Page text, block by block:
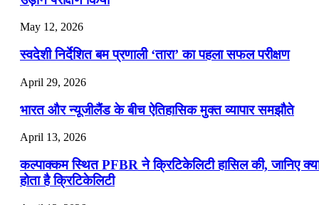
May 12, 2026
स्वदेशी निर्देशित बम प्रणाली ‘तारा’ का पहला सफल परीक्षण
April 29, 2026
भारत और न्यूजीलैंड के बीच ऐतिहासिक मुक्त व्यापार समझौते
April 13, 2026
कल्पाक्कम स्थित PFBR ने क्रिटिकेलिटी हासिल की, जानिए
होता है क्रिटिकेलिटी